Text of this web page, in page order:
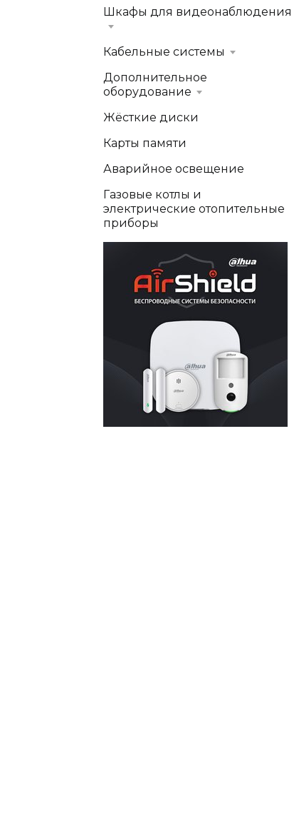
Шкафы для видеонаблюдения
Кабельные системы
Дополнительное
оборудование
Жёсткие диски
Карты памяти
Аварийное освещение
Газовые котлы и
электрические отопительные
приборы